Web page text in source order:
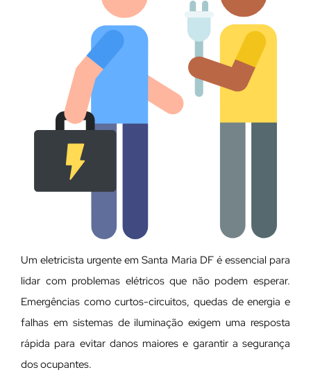
Um eletricista urgente em Santa Maria DF é essencial para
lidar com problemas elétricos que não podem esperar.
Emergências como curtos-circuitos, quedas de energia e
falhas em sistemas de iluminação exigem uma resposta
rápida para evitar danos maiores e garantir a segurança
dos ocupantes.